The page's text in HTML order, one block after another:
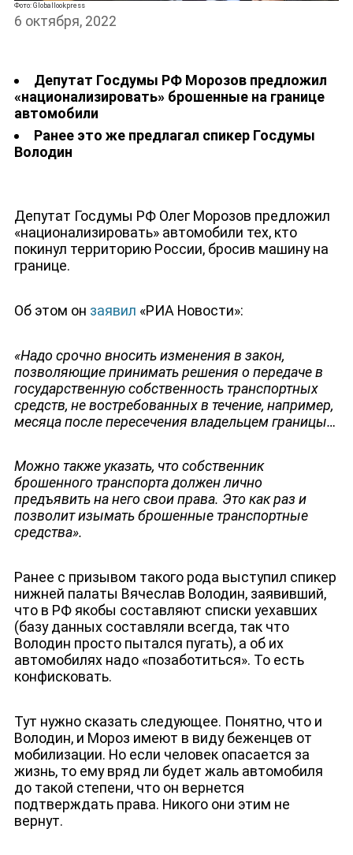
НОВОСТИ
ДЕПУТАТЫ К СЪЕЗДУ
Фото: Globallookpress
6 октября, 2022
Депутат Госдумы РФ Морозов предложил
«национализировать» брошенные на границе
автомобили
Ранее это же предлагал спикер Госдумы
Володин
Депутат Госдумы РФ Олег Морозов предложил
«национализировать» автомобили тех, кто
покинул территорию России, бросив машину на
границе.
Об этом он заявил «РИА Новости»:
«Надо срочно вносить изменения в закон,
позволяющие принимать решения о передаче в
государственную собственность транспортных
средств, не востребованных в течение, например,
месяца после пересечения владельцем границы…
Можно также указать, что собственник
брошенного транспорта должен лично
предъявить на него свои права. Это как раз и
позволит изымать брошенные транспортные
средства».
Ранее с призывом такого рода выступил спикер
нижней палаты Вячеслав Володин, заявивший,
что в РФ якобы составляют списки уехавших
(базу данных составляли всегда, так что
Володин просто пытался пугать), а об их
автомобилях надо «позаботиться». То есть
конфисковать.
Тут нужно сказать следующее. Понятно, что и
Володин, и Мороз имеют в виду беженцев от
мобилизации. Но если человек опасается за
жизнь, то ему вряд ли будет жаль автомобиля
до такой степени, что он вернется
подтверждать права. Никого они этим не
вернут.